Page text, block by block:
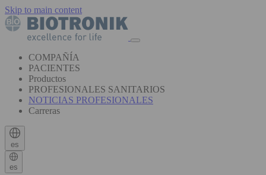
Skip to main content
COMPAÑÍA
PACIENTES
Productos
PROFESIONALES SANITARIOS
NOTICIAS PROFESIONALES
Carreras
es
es